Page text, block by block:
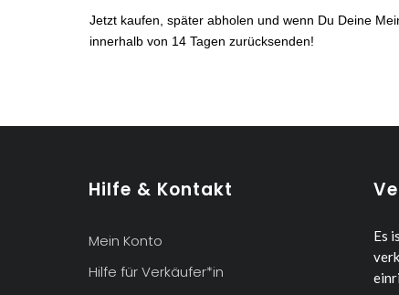
Jetzt kaufen, später abholen und wenn Du Deine
innerhalb von 14 Tagen zurücksenden!
Hilfe & Kontakt
Mein Konto
Hilfe für Verkäufer*in
Es